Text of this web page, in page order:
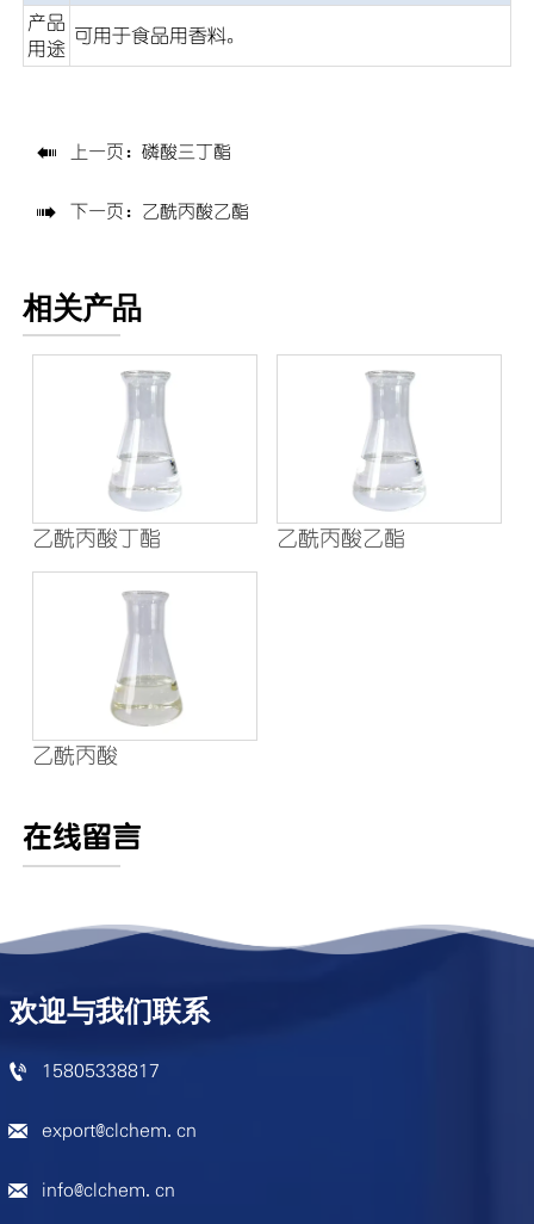
产品
用途
可用于食品用香料。
 上一页： 磷酸三丁酯
 下一页： 乙酰丙酸乙酯
相关产品
乙酰丙酸丁酯 乙酰丙酸乙酯
乙酰丙酸
在线留言
欢迎与我们联系
 15805338817
 export@clchem.cn
 info@clchem.cn